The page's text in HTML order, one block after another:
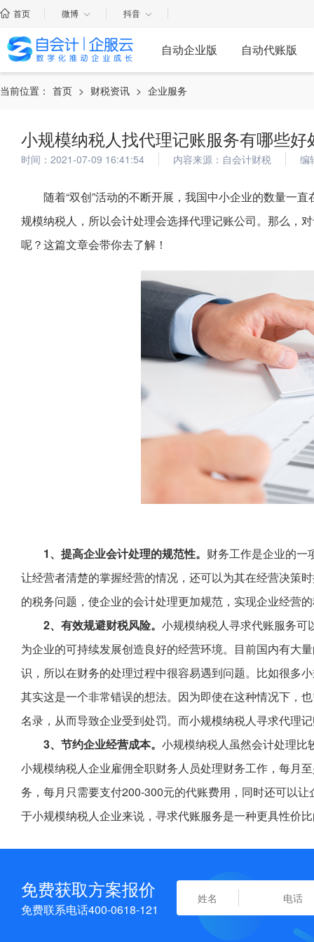
首页 微博 抖音
自动企业版 自动代账版
当前位置： 首页 > 财税资讯 > 企业服务
小规模纳税人找代理记账服务有哪些好
时间：2021-07-09 16:41:54 内容来源：自会计财税 编
随着“双创”活动的不断开展，我国中小企业的数量一
规模纳税人，所以会计处理会选择代理记账公司。那么，
呢？这篇文章会带你去了解！
1、提高企业会计处理的规范性。 财务工作是企业的一
让经营者清楚的掌握经营的情况，还可以为其在经营决策
的税务问题，使企业的会计处理更加规范，实现企业经营
2、有效规避财税风险。 小规模纳税人寻求代账服务可
为企业的可持续发展创造良好的经营环境。目前国内有大
识，所以在财务的处理过程中很容易遇到问题。比如很多
其实这是一个非常错误的想法。因为即使在这种情况下，
名录，从而导致企业受到处罚。而小规模纳税人寻求代理
3、节约企业经营成本。 小规模纳税人虽然会计处理比
小规模纳税人企业雇佣全职财务人员处理财务工作，每月
务，每月只需要支付200-300元的代账费用，同时还可以
于小规模纳税人企业来说，寻求代账服务是一种更具性价
免费获取方案报价
免费联系电话400-0618-121